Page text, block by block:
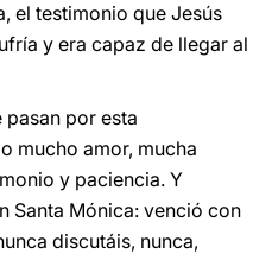
el testimonio que Jesús
y era capaz de llegar al
por esta
mucho amor, mucha
y paciencia. Y
Santa Mónica: venció con
discutáis, nunca,